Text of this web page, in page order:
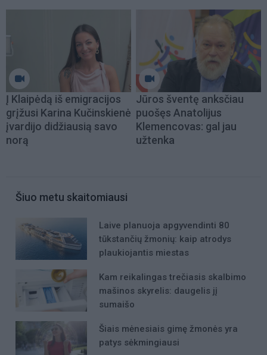
Į Klaipėdą iš emigracijos
grįžusi Karina Kučinskienė
įvardijo didžiausią savo
norą
Jūros šventę anksčiau
puošęs Anatolijus
Klemencovas: gal jau
užtenka
Šiuo metu skaitomiausi
Laive planuoja apgyvendinti 80
tūkstančių žmonių: kaip atrodys
plaukiojantis miestas
Kam reikalingas trečiasis skalbimo
mašinos skyrelis: daugelis jį
sumaišo
Šiais mėnesiais gimę žmonės yra
patys sėkmingiausi